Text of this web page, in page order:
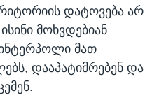
დატოვება არ
მოხვდებიან
მათ
დააპატიმრებენ და